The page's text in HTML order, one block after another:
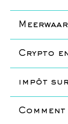
Crypto
impôt